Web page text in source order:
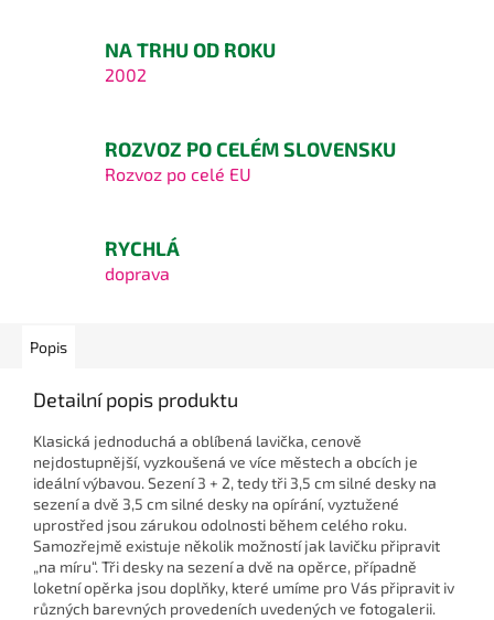
NA TRHU OD ROKU
2002
ROZVOZ PO CELÉM SLOVENSKU
Rozvoz po celé EU
RYCHLÁ
doprava
Popis
Detailní popis produktu
Klasická jednoduchá a oblíbená lavička, cenově
nejdostupnější, vyzkoušená ve více městech a obcích je
ideální výbavou. Sezení 3 + 2, tedy tři 3,5 cm silné desky na
sezení a dvě 3,5 cm silné desky na opírání, vyztužené
uprostřed jsou zárukou odolnosti během celého roku.
Samozřejmě existuje několik možností jak lavičku připravit
„na míru“. Tři desky na sezení a dvě na opěrce, případně
loketní opěrka jsou doplňky, které umíme pro Vás připravit iv
různých barevných provedeních uvedených ve fotogalerii.